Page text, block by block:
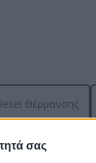
σας
Θέρμανσης
-